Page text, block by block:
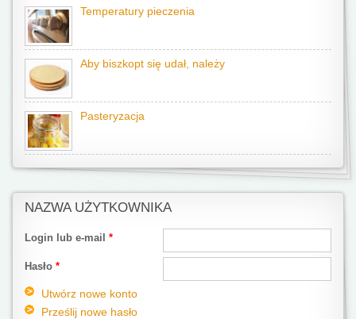
Temperatury pieczenia
Aby biszkopt się udał, należy
Pasteryzacja
NAZWA UŻYTKOWNIKA
Login lub e-mail *
Hasło *
Utwórz nowe konto
Prześlij nowe hasło